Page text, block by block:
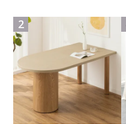
ュラル ブラウン 完成品
2